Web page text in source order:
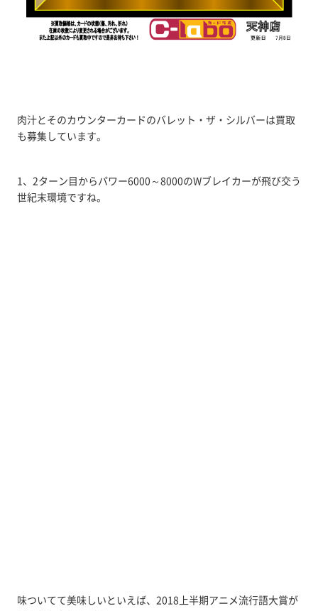
肉汁とそのカウンターカードのバレット・ザ・シルバーは買取
も募集しています。
1、2ターン目からパワー6000～8000のWブレイカーが飛び交う
世紀末環境ですね。
味ついてて美味しいといえば、2018上半期アニメ流行語大賞が